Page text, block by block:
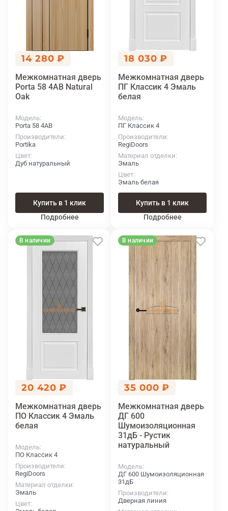
14 280 ₽
Межкомнатная дверь
Porta 58 4АВ Natural
Oak
Модель
Porta 58 4АВ
Производители
Portika
Цвет
Дуб натуральный
Купить в 1 клик
Подробнее
18 030 ₽
Межкомнатная дверь
ПГ Классик 4 Эмаль
белая
Модель
ПГ Классик 4
Производители
RegiDoors
Материал отделки
Эмаль
Цвет
Эмаль белая
Купить в 1 клик
Подробнее
В наличии
20 420 ₽
Межкомнатная дверь
ПО Классик 4 Эмаль
белая
Модель
ПО Классик 4
Производители
RegiDoors
Материал отделки
Эмаль
Цвет
В наличии
35 000 ₽
Межкомнатная дверь
ДГ 600
Шумоизоляционная
31дБ - Рустик
натуральный
Модель
ДГ 600 Шумоизоляционная
31дБ
Производители
Дверная линия